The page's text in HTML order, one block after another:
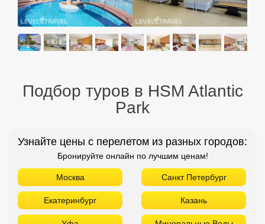
Подбор туров в HSM Atlantic
Park
Узнайте цены с перелетом из разных городов:
Бронируйте онлайн по лучшим ценам!
Москва Санкт Петербург
Екатеринбург Казань